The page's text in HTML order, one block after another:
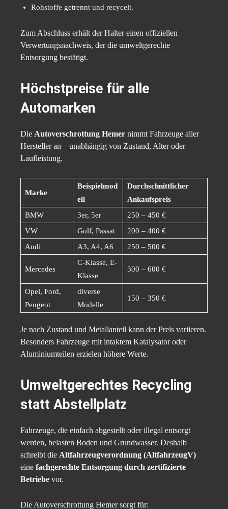
Rohstoffe getrennt und recycelt.
Zum Abschluss erhält der Halter einen offiziellen
Verwertungsnachweis, der die umweltgerechte
Entsorgung bestätigt.
Höchstpreise für alle
Automarken
Die Autoverschrottung Hemer nimmt Fahrzeuge aller
Hersteller an – unabhängig von Zustand, Alter oder
Laufleistung.
Marke
Beispielmod
ell
Durchschnittlicher
Ankaufspreis
BMW
3er, 5er
250 – 450 €
VW
Golf, Passat
200 – 400 €
Audi
A3, A4, A6 250 – 500 €
Mercedes
C-Klasse, E-
Klasse
300 – 600 €
Opel, Ford,
Peugeot
diverse
Modelle
150 – 350 €
Je nach Zustand und Metallanteil kann der Preis variieren.
Besonders Fahrzeuge mit intaktem Katalysator oder
Aluminiumteilen erzielen höhere Werte.
Umweltgerechtes Recycling
statt Abstellplatz
Fahrzeuge, die einfach abgestellt oder illegal entsorgt
werden, belasten Boden und Grundwasser. Deshalb
schreibt die Altfahrzeugverordnung (AltfahrzeugV)
eine fachgerechte Entsorgung durch zertifizierte
Betriebe vor.
Die Autoverschrottung Hemer sorgt für: